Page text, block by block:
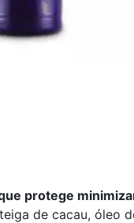
protege
de cacau, óleo